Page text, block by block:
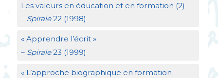
Les valeurs en éducation et en formation (2)
–Spirale22 (1998)
« Apprendre l’écrit »
– Spirale23 (1999)
« L’approche biographique en formation